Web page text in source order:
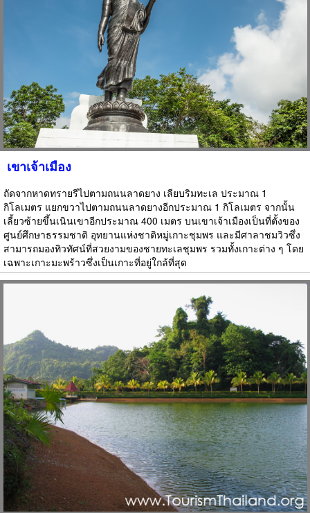
เขาเจ้าเมือง
ถัดจากหาดทรายรีไปตามถนนลาดยาง เลียบริมทะเล ประมาณ 1
กิโลเมตร แยกขวาไปตามถนนลาดยางอีกประมาณ 1 กิโลเมตร จากนั้น
เลี้ยวซ้ายขึ้นเนินเขาอีกประมาณ 400 เมตร บนเขาเจ้าเมืองเป็นที่ตั้งของ
ศูนย์ศึกษาธรรมชาติ อุทยานแห่งชาติหมู่เกาะชุมพร และมีศาลาชมวิวซึ่ง
สามารถมองทิวทัศน์ที่สวยงามของชายทะเลชุมพร รวมทั้งเกาะต่าง ๆ โดย
เฉพาะเกาะมะพร้าวซึ่งเป็นเกาะที่อยู่ใกล้ที่สุด